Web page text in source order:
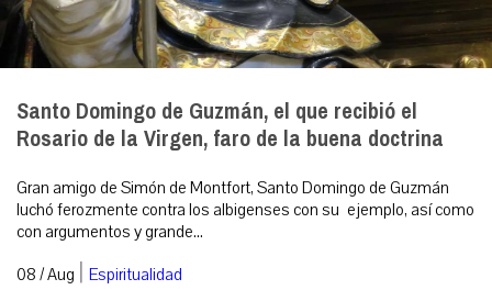
Santo Domingo de Guzmán, el que recibió el
Rosario de la Virgen, faro de la buena doctrina
Gran amigo de Simón de Montfort, Santo Domingo de Guzmán
luchó ferozmente contra los albigenses con su ejemplo, así como
con argumentos y grande...
08 / Aug | Espiritualidad